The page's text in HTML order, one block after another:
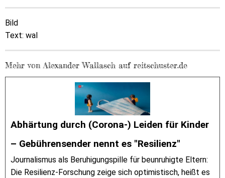
Bild
Text: wal
Mehr von Alexander Wallasch auf reitschuster.de
Abhärtung durch (Corona-) Leiden für Kinder
– Gebührensender nennt es "Resilienz"
Journalismus als Beruhigungspille für beunruhigte Eltern:
Die Resilienz-Forschung zeige sich optimistisch, heißt es